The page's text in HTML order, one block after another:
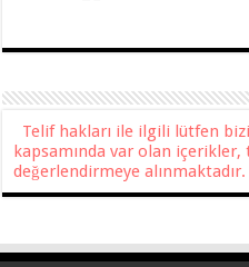
Telif hakları ile ilgili lütfen
kapsamında var olan içerikler,
değerlendirmeye alınmaktadır.